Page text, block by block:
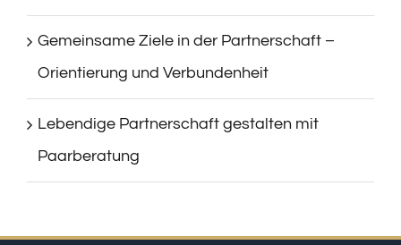
Gemeinsame Ziele in der Partnerschaft –
Orientierung und Verbundenheit
Lebendige Partnerschaft gestalten mit
Paarberatung